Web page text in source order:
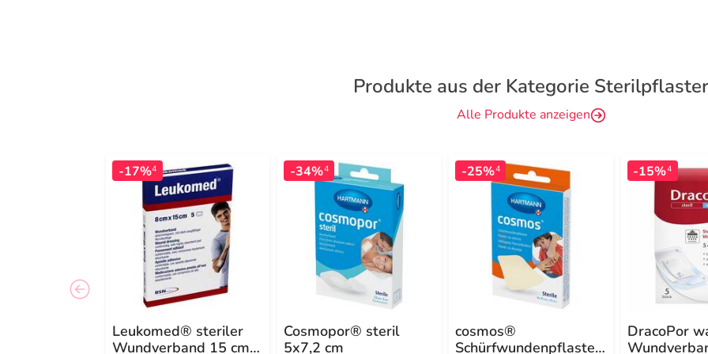
Produkte aus der Kategorie Sterilpflaster
Alle Produkte anzeigen
-17%4
Leukomed® steriler
Wundverband 15 cm x
-34%4
Cosmopor® steril
5x7,2 cm
-25%4
cosmos®
Schürfwundenpflaster
-15%4
DracoPor